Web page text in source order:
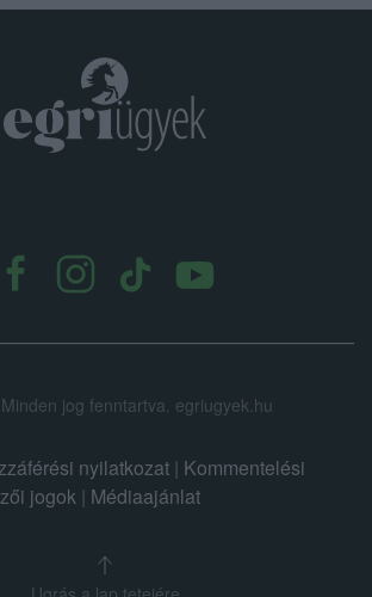
Minden jog fenntartva. egriugyek.hu
nyilatkozat | Kommentelési
jogok | Médiaajánlat